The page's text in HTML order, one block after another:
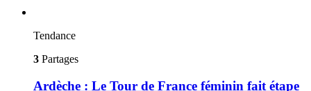
Tendance
3 Partages
Ardèche : Le Tour de France féminin fait étape